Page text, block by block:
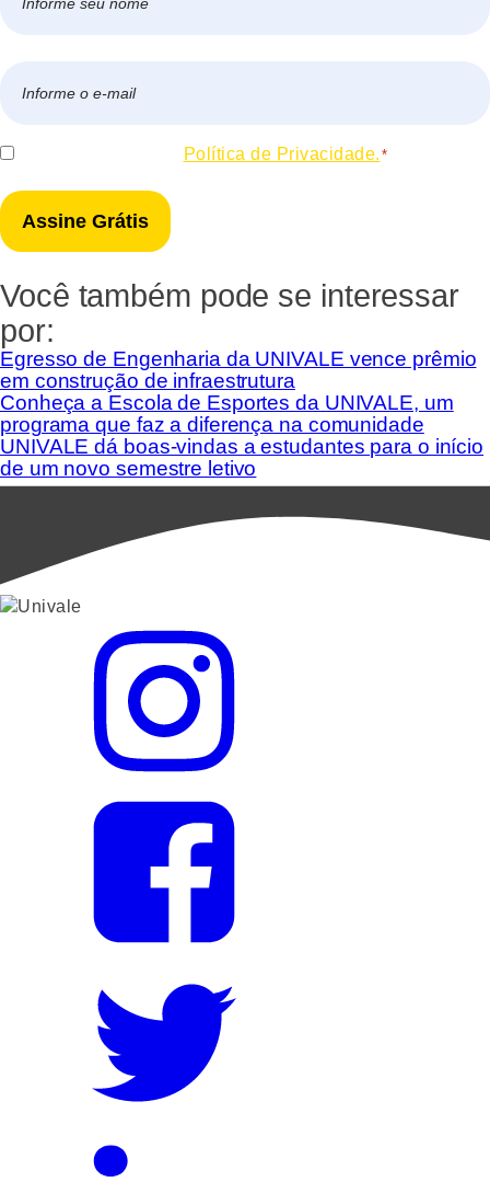
mail
Consentir Política de Privacidade. *
Você também pode se interessar
por:
Egresso de Engenharia da UNIVALE vence prêmio
em construção de infraestrutura
Conheça a Escola de Esportes da UNIVALE, um
programa que faz a diferença na comunidade
UNIVALE dá boas-vindas a estudantes para o início
de um novo semestre letivo